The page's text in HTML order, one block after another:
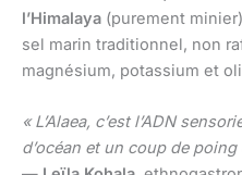
l’Himalaya (purement
sel marin traditionnel, non
magnésium, potassium et
« L’Alaea, c’est l’ADN
d’océan et un coup de